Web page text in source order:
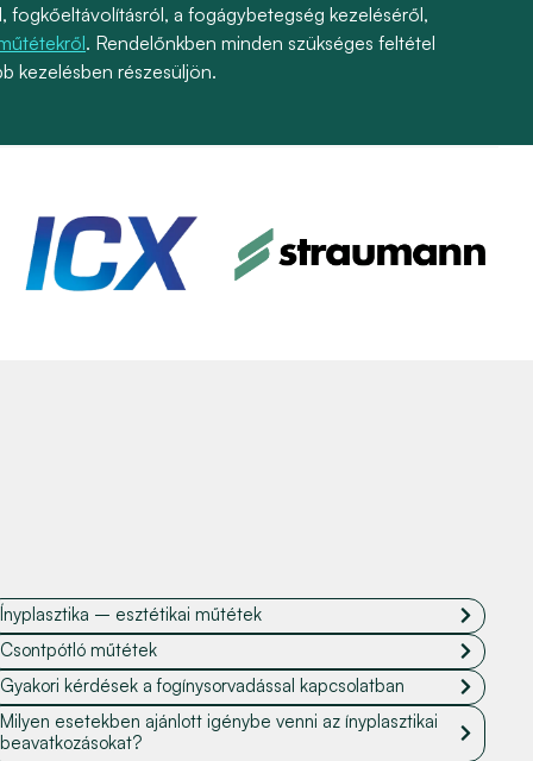
a fogágybetegség kezeléséről,
. Rendelőnkben minden szükséges feltétel
kezelésben részesüljön.
Ínyplasztika – esztétikai műtétek
Csontpótló műtétek
Gyakori kérdések a fogínysorvadással kapcsolatban
Milyen esetekben ajánlott igénybe venni az ínyplasztikai
beavatkozásokat?